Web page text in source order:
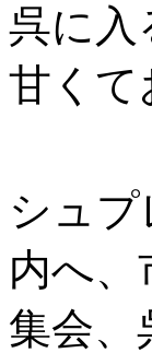
呉に入
甘くて
シュ
内へ、
集会、